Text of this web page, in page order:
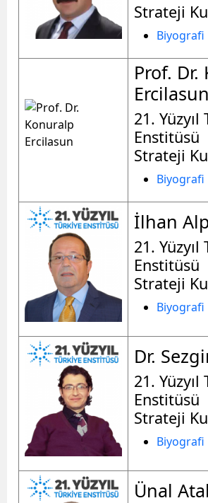
Strateji
Biyografi
Prof.
Ercilasun
21.
Enstitüsü
Strateji
Biyografi
İlhan
21.
Enstitüsü
Strateji
Biyografi
Dr.
21.
Enstitüsü
Strateji
Biyografi
Ünal